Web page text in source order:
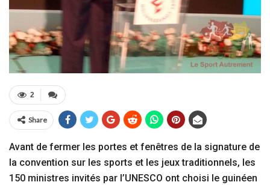
2
Share
Avant de fermer les portes et fenêtres de la signature de
la convention sur les sports et les jeux traditionnels, les
150 ministres invités par l’UNESCO ont choisi le guinéen